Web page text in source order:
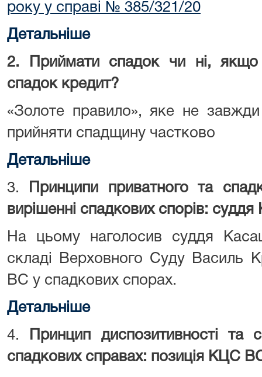
року у справі № 385/321/20
Детальніше
2. Приймати спадок чи ні,
спадок кредит?
«Золоте правило», яке не
прийняти спадщину частково
Детальніше
3.
Принципи приватного та
вирішенні спадкових спорів:
На цьому наголосив суддя
складі Верховного Суду Василь
ВС у спадкових спорах.
Детальніше
4.
Принцип диспозитивності та
спадкових справах: позиція КЦС